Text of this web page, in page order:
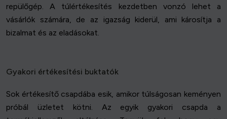
repülőgép. A túlértékesítés kezdetben vonzó lehet a
vásárlók számára, de az igazság kiderül, ami károsítja a
bizalmat és az eladásokat.
Gyakori értékesítési buktatók
Sok értékesítő csapdába esik, amikor túlságosan keményen
próbál üzletet kötni. Az egyik gyakori csapda a